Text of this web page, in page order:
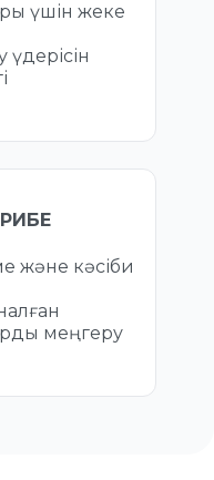
үшін жеке
және кәсіби
меңгеру